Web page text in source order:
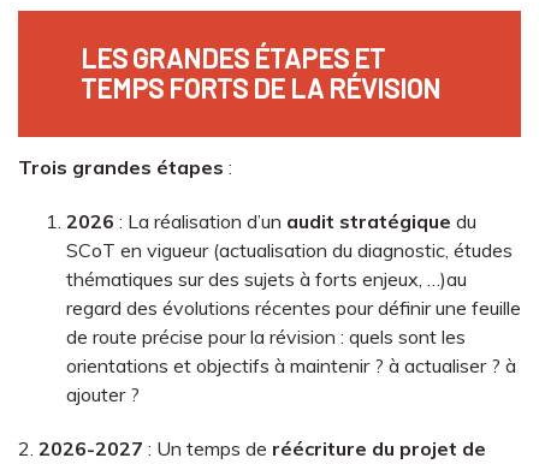
LES GRANDES ÉTAPES ET
TEMPS FORTS DE LA RÉVISION
Trois grandes étapes :
2026 : La réalisation d’un audit stratégique du
SCoT en vigueur (actualisation du diagnostic, études
thématiques sur des sujets à forts enjeux, …)au
regard des évolutions récentes pour définir une feuille
de route précise pour la révision : quels sont les
orientations et objectifs à maintenir ? à actualiser ? à
ajouter ?
2. 2026-2027 : Un temps de réécriture du projet de